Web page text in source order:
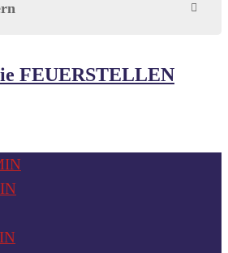
FEUERSTELLEN